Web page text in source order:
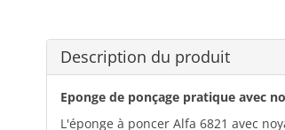
Description du produit
Eponge de ponçage pratique avec
L'éponge à poncer Alfa 6821 avec